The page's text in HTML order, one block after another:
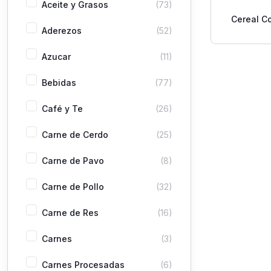
Aceite y Grasos (73)
Aderezos (52)
Azucar (11)
Bebidas (77)
Café y Te (26)
Carne de Cerdo (25)
Carne de Pavo (8)
Carne de Pollo (32)
Carne de Res (16)
Carnes (3)
Carnes Procesadas (6)
Cereal